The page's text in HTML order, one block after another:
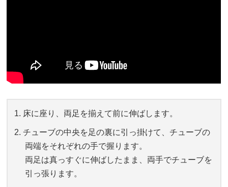
床に座り、両足を揃えて前に伸ばします。
チューブの中央を足の裏に引っ掛けて、チューブの
両端をそれぞれの手で握ります。
両足は真っすぐに伸ばしたまま、両手でチューブを
引っ張ります。